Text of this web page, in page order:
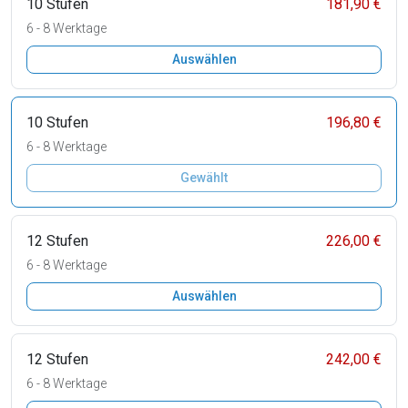
10 Stufen 181,90 €
6 - 8 Werktage
Auswählen
10 Stufen 196,80 €
6 - 8 Werktage
Gewählt
12 Stufen 226,00 €
6 - 8 Werktage
Auswählen
12 Stufen 242,00 €
6 - 8 Werktage